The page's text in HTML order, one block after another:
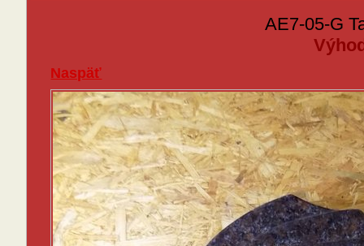
AE7-05-G
Naspäť